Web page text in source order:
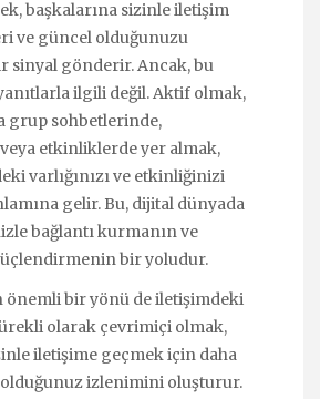
başkalarına sizinle iletişim
ve güncel olduğunuzu
sinyal gönderir. Ancak, bu
ilgili değil. Aktif olmak,
grup sohbetlerinde,
etkinliklerde yer almak,
varlığınızı ve etkinliğinizi
gelir. Bu, dijital dünyada
bağlantı kurmanın ve
bir yoludur.
önemli bir yönü de iletişimdeki
olarak çevrimiçi olmak,
iletişime geçmek için daha
izlenimini oluşturur.